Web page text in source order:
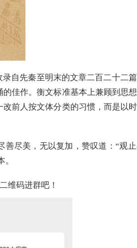
自先秦至明末的文章二百二十二
佳作。衡文标准基本上兼顾到思
前人按文体分类的习惯，而是以
尽美，无以复加，赞叹道：“观
维码进群吧！